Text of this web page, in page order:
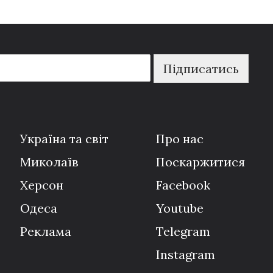
Підписатись
Україна та світ
Миколаїв
Херсон
Одеса
Реклама
Про нас
Поскаржитися
Facebook
Youtube
Telegram
Instagram